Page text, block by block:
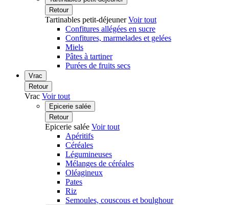
Retour
Tartinables petit-déjeunerVoir tout
Confitures allégées en sucre
Confitures, marmelades et gelées
Miels
Pâtes à tartiner
Purées de fruits secs
Vrac
Retour
Vrac Voir tout
Epicerie salée
Retour
Epicerie salée Voir tout
Apéritifs
Céréales
Légumineuses
Mélanges de céréales
Oléagineux
Pates
Riz
Semoules, couscous et boulghour